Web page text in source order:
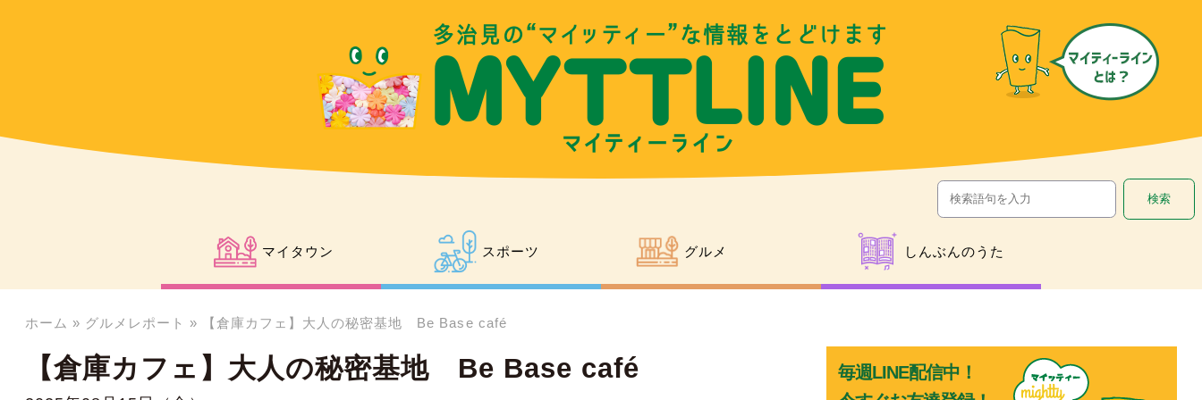
マイタウン スポーツ グルメ しんぶんのうた
ホーム » グルメレポート » 【倉庫カフェ】大人の秘密基地 Be Base café
【倉庫カフェ】大人の秘密基地 Be Base café
毎週LINE配信中！